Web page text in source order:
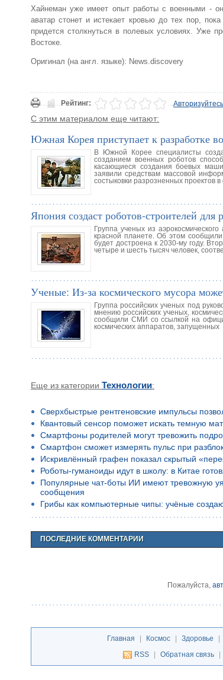
Хайнеман уже имеет опыт работы с военными - он
аватар стонет и истекает кровью до тех пор,
придется столкнуться в полевых условиях. Уже
Востоке.
Оригинал (на англ. языке): News.discovery
Рейтинг: Авторизуйтесь
С этим материалом еще читают:
Южная Корея приступает к разработке
В Южной Корее специалисты
созданием военных роботов
касающиеся создания боевых
заявили средствам массовой
состыковки разрозненных проектов
Япония создаст роботов-строителей
Группа ученых из
красной планете. Об этом
будет достроена к 2030-му году.
четыре и шесть тысяч человек,
Ученые: Из-за космического мусора
Группа российских ученых под
мнению российских ученых,
сообщили СМИ со ссылкой на
космических аппаратов, запущенных
Еще из категории Технологии:
Сверхбыстрые рентгеновские импульсы
Квантовый сенсор поможет искать темную
Смартфоны родителей могут тревожить
Смартфон сможет измерять пульс при
Искривлённый графен показал скрытый
Роботы-гуманоиды идут в школу: в Китае
Популярные чат-боты ИИ имеют тревожную
сообщения
Грибы как компьютерные чипы: учёные
ПОСЛЕДНИЕ КОММЕНТАРИИ
Пожалуйста,
Главная | Космос | Здоровье |
RSS
| Обратная связь |